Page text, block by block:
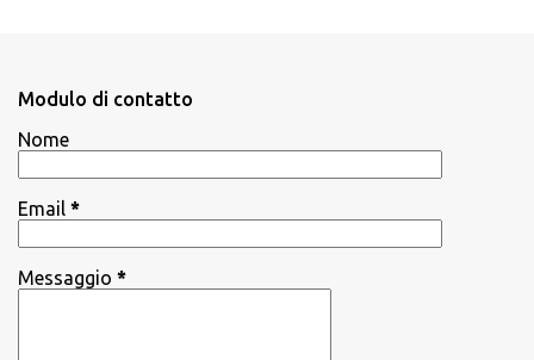
i
Modulo di contatto
Nome
Email *
Messaggio *